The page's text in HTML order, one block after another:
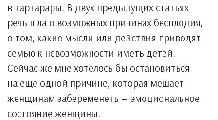
в тартарары. В двух предыдущих статьях
речь шла о возможных причинах бесплодия,
о том, какие мысли или действия приводят
семью к невозможности иметь детей.
Сейчас же мне хотелось бы остановиться
на еще одной причине, которая мешает
женщинам забеременеть — эмоциональное
состояние женщины.